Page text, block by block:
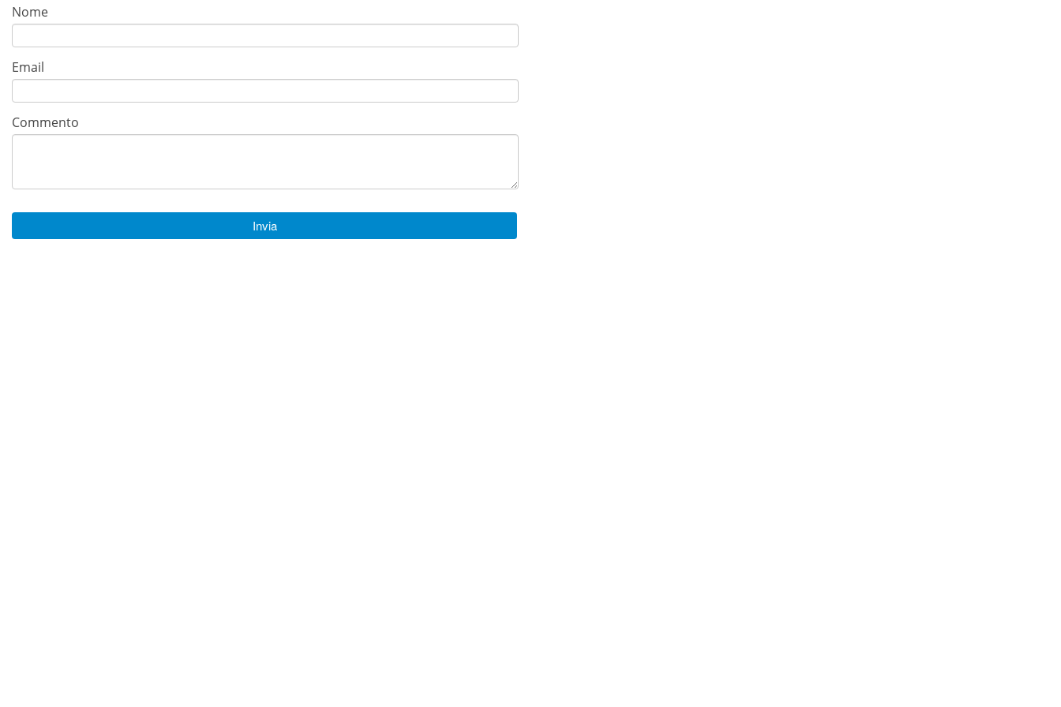
Nome
Email
Commento
Invia